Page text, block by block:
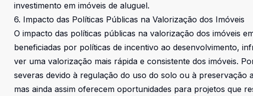
investimento em imóveis de aluguel.
6. Impacto das Políticas Públicas na Valorização dos Imóveis
O impacto das políticas públicas na valorização dos imóveis
beneficiadas por políticas de incentivo ao desenvolvimento,
ver uma valorização mais rápida e consistente dos imóveis.
severas devido à regulação do uso do solo ou à preservação
mas ainda assim oferecem oportunidades para projetos que